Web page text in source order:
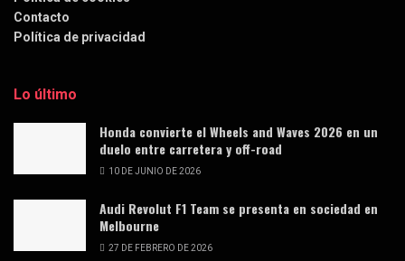
Contacto
Política de privacidad
Lo último
Honda convierte el Wheels and Waves 2026 en un
duelo entre carretera y off-road
10 DE JUNIO DE 2026
Audi Revolut F1 Team se presenta en sociedad en
Melbourne
27 DE FEBRERO DE 2026